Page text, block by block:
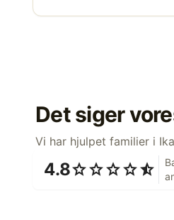
Det siger
Vi har hjulpet familier i
4.8starstarstarstarstar_half